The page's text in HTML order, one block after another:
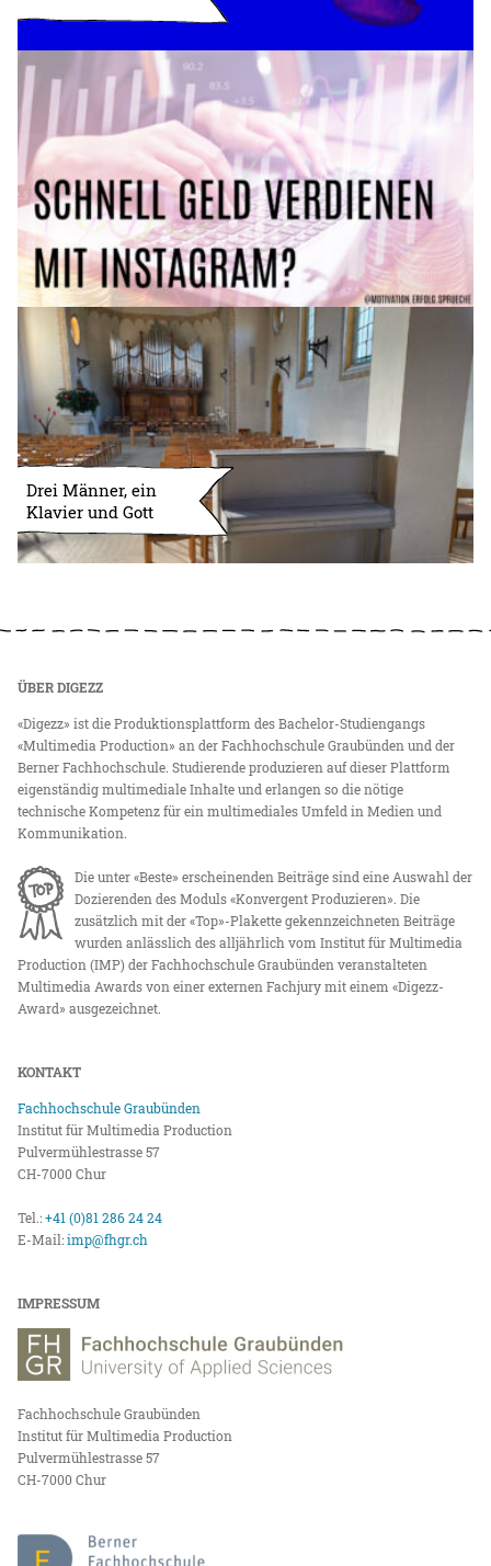
Drei Männer, ein
Klavier und Gott
ÜBER DIGEZZ
«Digezz» ist die Produktionsplattform des Bachelor-Studiengangs
«Multimedia Production» an der Fachhochschule Graubünden und der
Berner Fachhochschule. Studierende produzieren auf dieser Plattform
eigenständig multimediale Inhalte und erlangen so die nötige
technische Kompetenz für ein multimediales Umfeld in Medien und
Kommunikation.
Die unter «Beste» erscheinenden Beiträge sind eine Auswahl der
Dozierenden des Moduls «Konvergent Produzieren». Die
zusätzlich mit der «Top»-Plakette gekennzeichneten Beiträge
wurden anlässlich des alljährlich vom Institut für Multimedia
Production (IMP) der Fachhochschule Graubünden veranstalteten
Multimedia Awards von einer externen Fachjury mit einem «Digezz-
Award» ausgezeichnet.
KONTAKT
Fachhochschule Graubünden
Institut für Multimedia Production
Pulvermühlestrasse 57
CH-7000 Chur
Tel.:+41 (0)81 286 24 24
E-Mail:imp@fhgr.ch
IMPRESSUM
Fachhochschule Graubünden
Institut für Multimedia Production
Pulvermühlestrasse 57
CH-7000 Chur